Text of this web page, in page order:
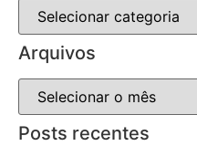
Arquivos
Posts recentes